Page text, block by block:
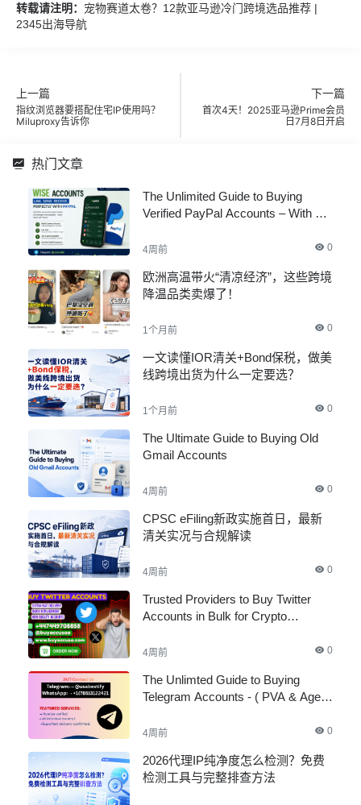
转载请注明： 宠物赛道太卷？12款亚马逊冷门跨境选品推荐 |
2345出海导航
上一篇
指纹浏览器要搭配住宅IP使用吗？
Miluproxy告诉你
下一篇
首次4天！2025亚马逊Prime会员
日7月8日开启
热门文章
The Unlimited Guide to Buying
Verified PayPal Accounts – With All
4周前 0
欧洲高温带火“清凉经济”，这些跨境
降温品类卖爆了！
1个月前 0
一文读懂IOR清关+Bond保税，做美
线跨境出货为什么一定要选？
1个月前 0
The Ultimate Guide to Buying Old
Gmail Accounts
4周前 0
CPSC eFiling新政实施首日，最新
清关实况与合规解读
4周前 0
Trusted Providers to Buy Twitter
Accounts in Bulk for Crypto
4周前 0
The Unlimted Guide to Buying
Telegram Accounts - ( PVA & Aged
4周前 0
2026代理IP纯净度怎么检测？免费
检测工具与完整排查方法